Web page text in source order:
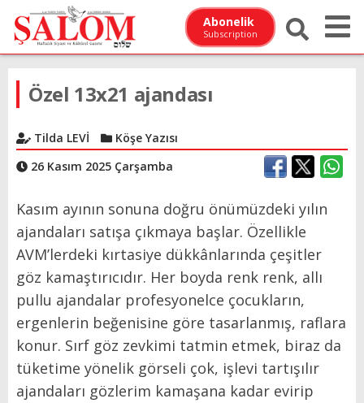
Abonelik
Subscription
Özel 13x21 ajandası
Tilda LEVİ
Köşe Yazısı
26 Kasım 2025 Çarşamba
Kasım ayının sonuna doğru önümüzdeki yılın
ajandaları satışa çıkmaya başlar. Özellikle
AVM’lerdeki kırtasiye dükkânlarında çeşitler
göz kamaştırıcıdır. Her boyda renk renk, allı
pullu ajandalar profesyonelce çocukların,
ergenlerin beğenisine göre tasarlanmış, raflara
konur. Sırf göz zevkimi tatmin etmek, biraz da
tüketime yönelik görseli çok, işlevi tartışılır
ajandaları gözlerim kamaşana kadar evirip